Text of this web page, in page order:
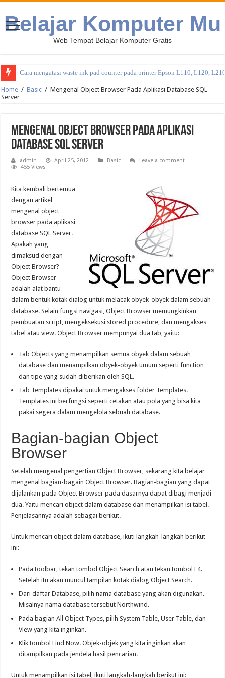
Belajar Komputer Mu
Web Tempat Belajar Komputer Gratis
Cara mengatasi waste ink pad counter pada printer Epson L110, L120,
Home / Basic / Mengenal Object Browser Pada Aplikasi Database SQL
Server
Mengenal Object Browser Pada Aplikasi
Database SQL Server
admin April 25, 2012 Basic
Leave a comment
455 Views
Kita kembali bertemua
dengan artikel
mengenal object
browser pada aplikasi
database SQL Server.
Apakah yang
dimaksud dengan
Object Browser?
Object Browser
adalah alat bantu
dalam bentuk kotak dialog untuk melacak obyek-obyek dalam sebuah
database. Selain fungsi navigasi, Object Browser memungkinkan
pembuatan script, mengeksekusi stored procedure, dan mengakses
tabel atau view. Object Browser mempunyai dua tab, yaitu:
Tab Objects yang menampilkan semua obyek dalam sebuah
database dan menampilkan obyek-obyek umum seperti function
dan tipe yang sudah diberikan oleh SQL.
Tab Templates dipakai untuk mengakses folder Templates.
Templates ini berfungsi seperti cetakan atau pola yang bisa kita
pakai segera dalam mengelola sebuah database.
Bagian-bagian Object
Browser
Setelah mengenal pengertian Object Browser, sekarang kita belajar
mengenal bagian-bagain Object Browser. Bagian-bagian yang dapat
dijalankan pada Object Browser pada dasarnya dapat dibagi menjadi
dua. Yaitu mencari object dalam database dan menampilkan isi tabel.
Penjelasannya adalah sebagai berikut.
Untuk mencari object dalam database, ikuti langkah-langkah berikut
ini:
Pada toolbar, tekan tombol Object Search atau tekan tombol F4.
Setelah itu akan muncul tampilan kotak dialog Object Search.
Dari daftar Database, pilih nama database yang akan digunakan.
Misalnya nama database tersebut Northwind.
Pada bagian All Object Types, pilih System Table, User Table, dan
View yang kita inginkan.
Klik tombol Find Now. Objek-objek yang kita inginkan akan
ditampilkan pada jendela hasil pencarian.
Untuk menampilkan isi tabel, ikuti langkah-langkah berikut ini: